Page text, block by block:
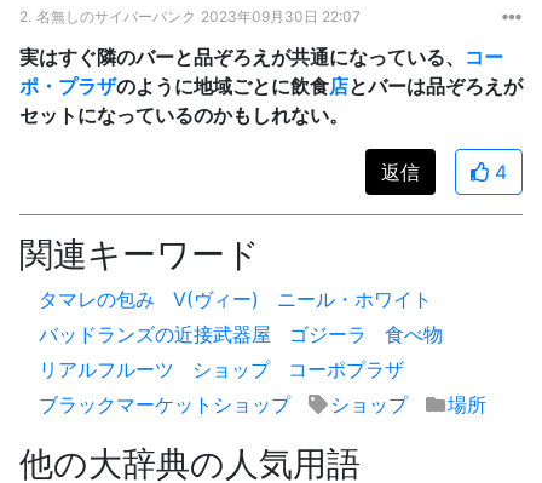
2. 名無しのサイバーパンク 2023年09月30日 22:07
実はすぐ隣のバーと品ぞろえが共通になっている、 コー
ポ・プラザのように地域ごとに飲食店とバーは品ぞろえが
セットになっているのかもしれない。
返信 4
関連キーワード
タマレの包み V(ヴィー)
ニール・ホワイト
バッドランズの近接武器屋
ゴジーラ
食べ物
リアルフルーツ
ショップ
コーポプラザ
ブラックマーケットショップ
ショップ 場所
他の大辞典の人気用語